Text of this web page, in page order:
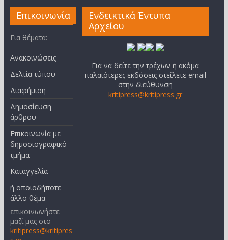
Επικοινωνία
Για θέματα:
Ανακοινώσεις
Δελτία τύπου
Διαφήμιση
Δημοσίευση
άρθρου
Επικοινωνία με
δημοσιογραφικό
τμήμα
Καταγγελία
ή οποιοδήποτε
άλλο θέμα
επικοινωνήστε
μαζί μας στο
kritipress@kritipres
Ενδεικτικά Έντυπα
Αρχείου
Για να δείτε την τρέχων ή ακόμα
παλαιότερες εκδόσεις στείλετε email
στην διεύθυνση
kritipress@kritipress.gr